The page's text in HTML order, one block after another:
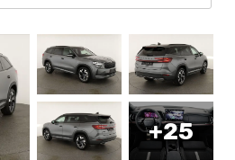
+25